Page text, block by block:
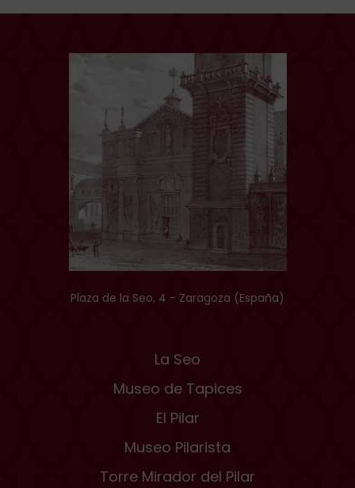
Plaza de la Seo, 4 - Zaragoza (España)
La Seo
Museo de Tapices
El Pilar
Museo Pilarista
Torre Mirador del Pilar